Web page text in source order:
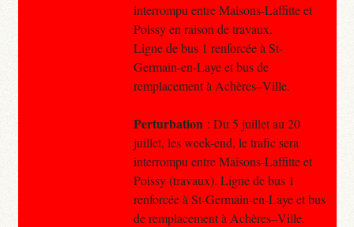
interrompu entre Maisons-Laffitte et
Poissy en raison de travaux.
Ligne de bus 1 renforcée à St-
Germain-en-Laye et bus de
remplacement à Achères–Ville.
Perturbation : Du 5 juillet au 20
juillet, les week-end, le trafic sera
interrompu entre Maisons-Laffitte et
Poissy (travaux). Ligne de bus 1
renforcée à St-Germain-en-Laye et bus
de remplacement à Achères–Ville.